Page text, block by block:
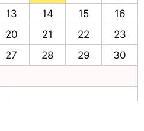
13 14 15
16
20 21 22
23
27 28 29
30